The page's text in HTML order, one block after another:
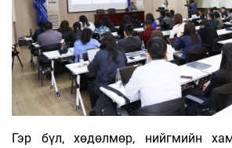
Гэр бүл, хөдөлмөр, нийгмийн